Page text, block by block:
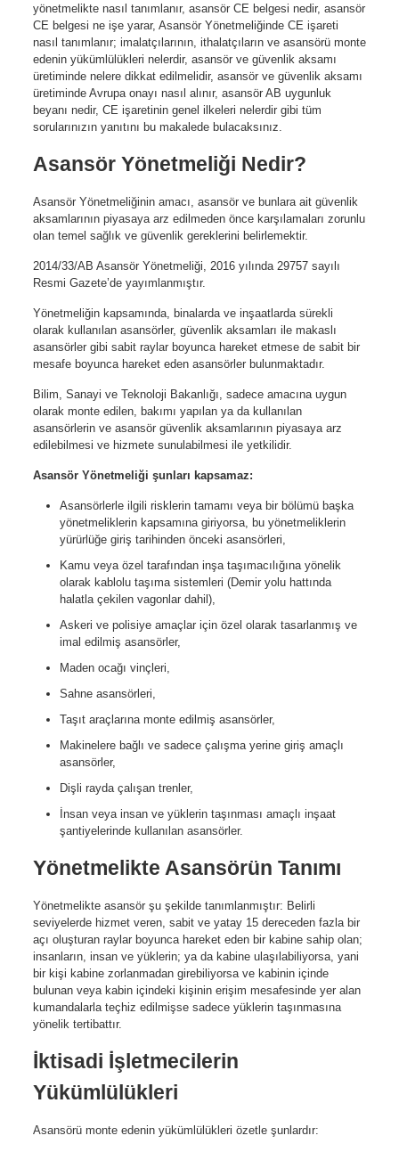
yönetmelikte nasıl tanımlanır, asansör CE belgesi nedir, asansör
CE belgesi ne işe yarar, Asansör Yönetmeliğinde CE işareti
nasıl tanımlanır; imalatçılarının, ithalatçıların ve asansörü monte
edenin yükümlülükleri nelerdir, asansör ve güvenlik aksamı
üretiminde nelere dikkat edilmelidir, asansör ve güvenlik aksamı
üretiminde Avrupa onayı nasıl alınır, asansör AB uygunluk
beyanı nedir, CE işaretinin genel ilkeleri nelerdir gibi tüm
sorularınızın yanıtını bu makalede bulacaksınız.
Asansör Yönetmeliği Nedir?
Asansör Yönetmeliğinin amacı, asansör ve bunlara ait güvenlik
aksamlarının piyasaya arz edilmeden önce karşılamaları zorunlu
olan temel sağlık ve güvenlik gereklerini belirlemektir.
2014/33/AB Asansör Yönetmeliği, 2016 yılında 29757 sayılı
Resmi Gazete’de yayımlanmıştır.
Yönetmeliğin kapsamında, binalarda ve inşaatlarda sürekli
olarak kullanılan asansörler, güvenlik aksamları ile makaslı
asansörler gibi sabit raylar boyunca hareket etmese de sabit bir
mesafe boyunca hareket eden asansörler bulunmaktadır.
Bilim, Sanayi ve Teknoloji Bakanlığı, sadece amacına uygun
olarak monte edilen, bakımı yapılan ya da kullanılan
asansörlerin ve asansör güvenlik aksamlarının piyasaya arz
edilebilmesi ve hizmete sunulabilmesi ile yetkilidir.
Asansör Yönetmeliği şunları kapsamaz:
Asansörlerle ilgili risklerin tamamı veya bir bölümü başka
yönetmeliklerin kapsamına giriyorsa, bu yönetmeliklerin
yürürlüğe giriş tarihinden önceki asansörleri,
Kamu veya özel tarafından inşa taşımacılığına yönelik
olarak kablolu taşıma sistemleri (Demir yolu hattında
halatla çekilen vagonlar dahil),
Askeri ve polisiye amaçlar için özel olarak tasarlanmış ve
imal edilmiş asansörler,
Maden ocağı vinçleri,
Sahne asansörleri,
Taşıt araçlarına monte edilmiş asansörler,
Makinelere bağlı ve sadece çalışma yerine giriş amaçlı
asansörler,
Dişli rayda çalışan trenler,
İnsan veya insan ve yüklerin taşınması amaçlı inşaat
şantiyelerinde kullanılan asansörler.
Yönetmelikte Asansörün Tanımı
Yönetmelikte asansör şu şekilde tanımlanmıştır: Belirli
seviyelerde hizmet veren, sabit ve yatay 15 dereceden fazla bir
açı oluşturan raylar boyunca hareket eden bir kabine sahip olan;
insanların, insan ve yüklerin; ya da kabine ulaşılabiliyorsa, yani
bir kişi kabine zorlanmadan girebiliyorsa ve kabinin içinde
bulunan veya kabin içindeki kişinin erişim mesafesinde yer alan
kumandalarla teçhiz edilmişse sadece yüklerin taşınmasına
yönelik tertibattır.
İktisadi İşletmecilerin
Yükümlülükleri
Asansörü monte edenin yükümlülükleri özetle şunlardır: